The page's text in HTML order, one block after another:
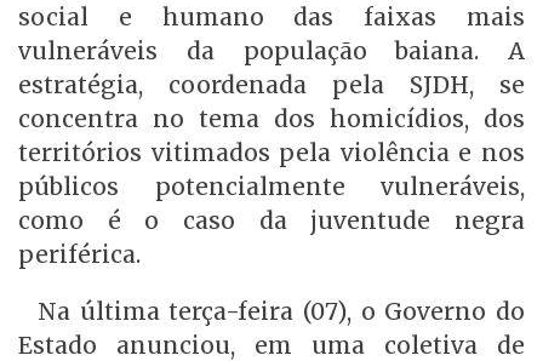
social e humano das faixas mais
vulneráveis da população baiana. A
estratégia, coordenada pela SJDH, se
concentra no tema dos homicídios, dos
territórios vitimados pela violência e nos
públicos potencialmente vulneráveis,
como é o caso da juventude negra
periférica.
Na última terça-feira (07), o Governo do
Estado anunciou, em uma coletiva de